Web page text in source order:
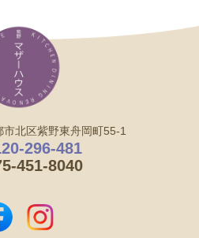
北区紫野東舟岡町55-1
296-481
451-8040